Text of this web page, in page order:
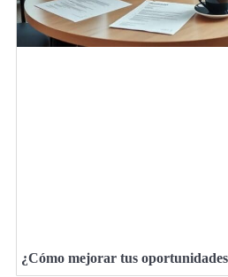
¿Cómo mejorar tus